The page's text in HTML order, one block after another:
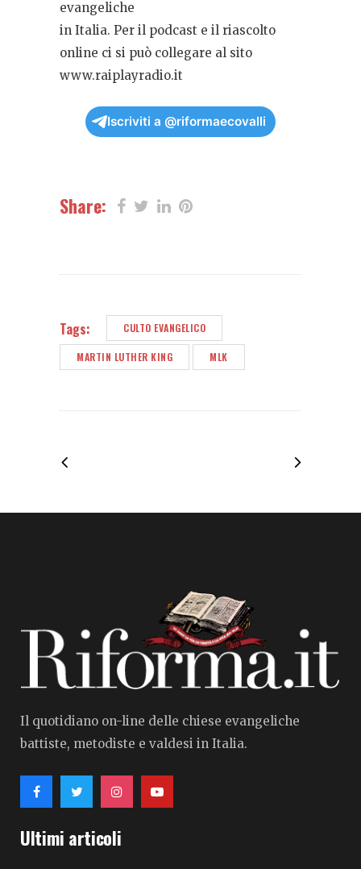
evangeliche
in Italia. Per il podcast e il riascolto
online ci si può collegare al sito
www.raiplayradio.it
Iscriviti a @riformaecovalli
Share:
Tags: CULTO EVANGELICO
MARTIN LUTHER KING MLK
Il quotidiano on-line delle chiese evangeliche
battiste, metodiste e valdesi in Italia.
Ultimi articoli